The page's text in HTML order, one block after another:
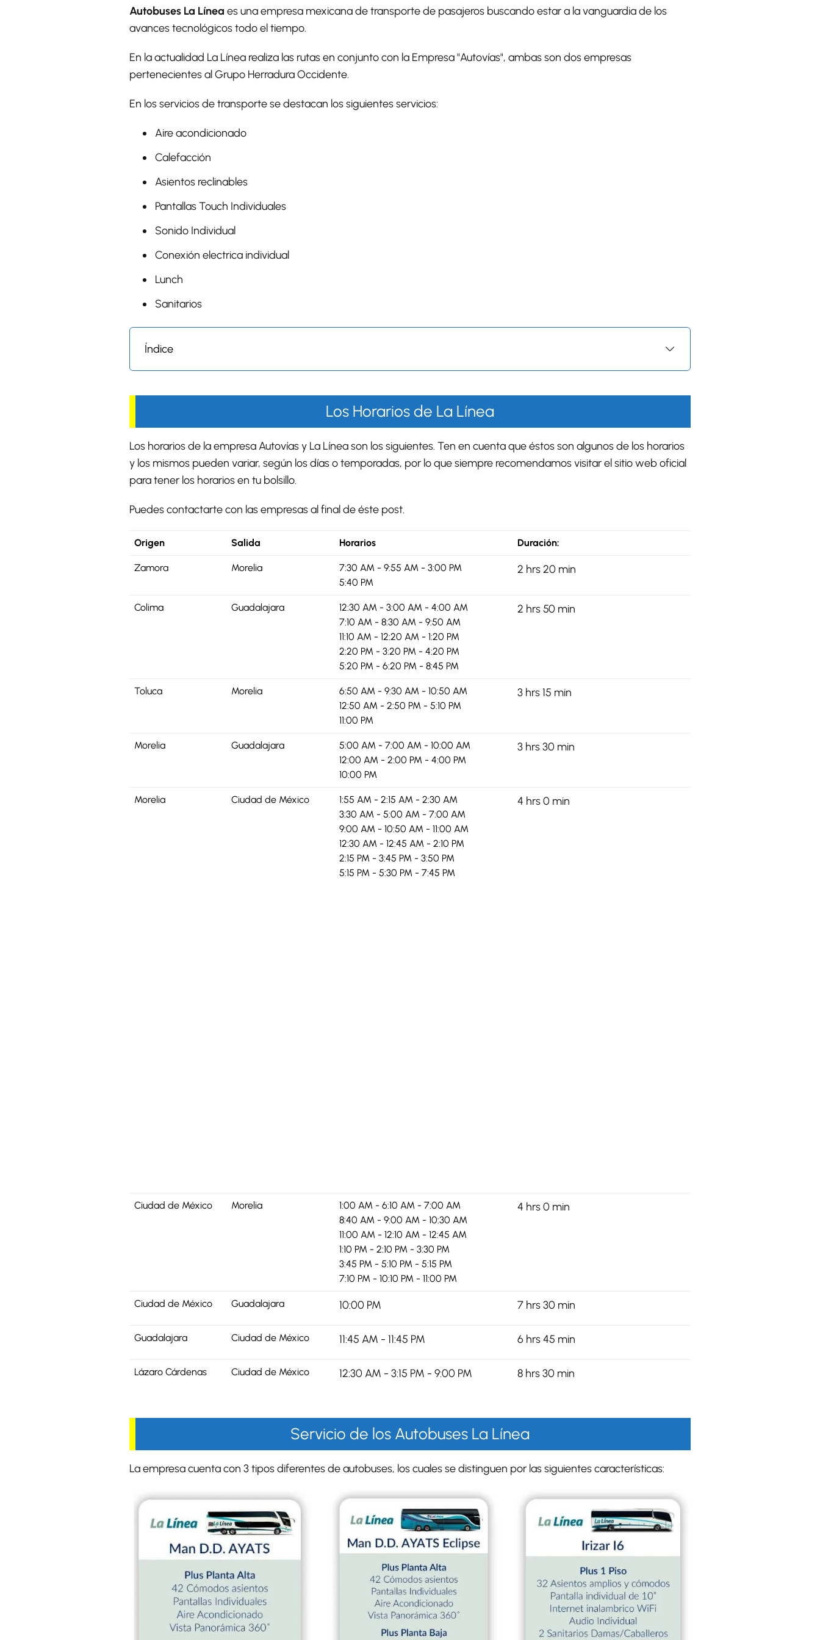
Autobuses La Línea es una empresa mexicana de transporte de pasajeros buscando estar a la vanguardia de los
avances tecnológicos todo el tiempo.
En la actualidad La Línea realiza las rutas en conjunto con la Empresa "Autovías", ambas son dos empresas
pertenecientes al Grupo Herradura Occidente.
En los servicios de transporte se destacan los siguientes servicios:
Aire acondicionado
Calefacción
Asientos reclinables
Pantallas Touch Individuales
Sonido Individual
Conexión electrica individual
Lunch
Sanitarios
Índice
Los Horarios de La Línea
Los horarios de la empresa Autovías y La Línea son los siguientes. Ten en cuenta que éstos son algunos de los horarios
y los mismos pueden variar, según los días o temporadas, por lo que siempre recomendamos visitar el sitio web oficial
para tener los horarios en tu bolsillo.
Puedes contactarte con las empresas al final de éste post.
Origen Salida Horarios Duración:
Zamora Morelia
7:30 AM - 9:55 AM - 3:00 PM
5:40 PM
2 hrs 20 min
Colima Guadalajara
12:30 AM - 3:00 AM - 4:00 AM
7:10 AM - 8:30 AM - 9:50 AM
11:10 AM - 12:20 AM - 1:20 PM
2:20 PM - 3:20 PM - 4:20 PM
5:20 PM - 6:20 PM - 8:45 PM
2 hrs 50 min
Toluca Morelia
6:50 AM - 9:30 AM - 10:50 AM
12:50 AM - 2:50 PM - 5:10 PM
11:00 PM
3 hrs 15 min
Morelia Guadalajara
5:00 AM - 7:00 AM - 10:00 AM
12:00 AM - 2:00 PM - 4:00 PM
10:00 PM
3 hrs 30 min
Morelia Ciudad de México
1:55 AM - 2:15 AM - 2:30 AM
3:30 AM - 5:00 AM - 7:00 AM
9:00 AM - 10:50 AM - 11:00 AM
12:30 AM - 12:45 AM - 2:10 PM
2:15 PM - 3:45 PM - 3:50 PM
5:15 PM - 5:30 PM - 7:45 PM
4 hrs 0 min
Ciudad de México Morelia
1:00 AM - 6:10 AM - 7:00 AM
8:40 AM - 9:00 AM - 10:30 AM
11:00 AM - 12:10 AM - 12:45 AM
1:10 PM - 2:10 PM - 3:30 PM
3:45 PM - 5:10 PM - 5:15 PM
7:10 PM - 10:10 PM - 11:00 PM
4 hrs 0 min
Ciudad de México Guadalajara 10:00 PM 7 hrs 30 min
Guadalajara Ciudad de México 11:45 AM - 11:45 PM 6 hrs 45 min
Lázaro Cárdenas Ciudad de México 12:30 AM - 3:15 PM - 9:00 PM 8 hrs 30 min
Servicio de los Autobuses La Línea
La empresa cuenta con 3 tipos diferentes de autobuses, los cuales se distinguen por las siguientes características: